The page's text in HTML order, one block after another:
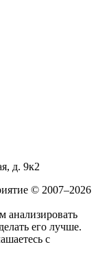
д. 9к2
© 2007–2026
анализировать
его лучше.
с